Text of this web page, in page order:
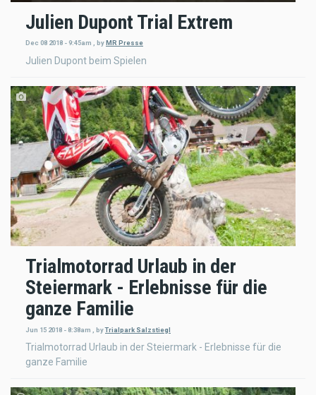
Julien Dupont Trial Extrem
Dec 08 2018 - 9:45am , by MR Presse
Julien Dupont beim Spielen
Trialmotorrad Urlaub in der
Steiermark - Erlebnisse für die
ganze Familie
Jun 15 2018 - 8:38am byTrialpark Salzstiegl
Trialmotorrad Urlaub in der Steiermark - Erlebnisse für die
ganze Familie